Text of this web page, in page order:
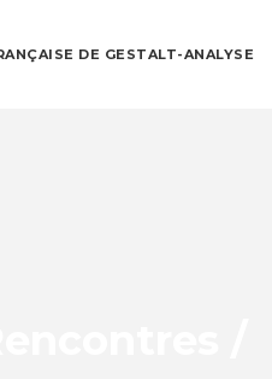
DE GESTALT-ANALYSE